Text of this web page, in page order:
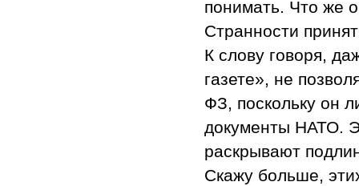
понимать. Что же
Странности
К слову говоря,
газете», не
ФЗ, поскольку он
документы НАТО.
раскрывают
Скажу больше,